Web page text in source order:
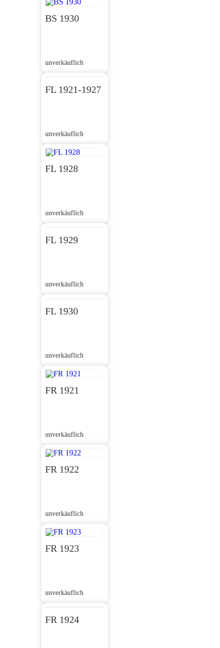
BS 1930
unverkäuflich
FL 1921-1927
unverkäuflich
FL 1928
unverkäuflich
FL 1929
unverkäuflich
FL 1930
unverkäuflich
FR 1921
unverkäuflich
FR 1922
unverkäuflich
FR 1923
unverkäuflich
FR 1924